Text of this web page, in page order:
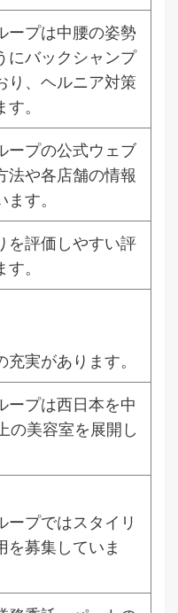
ープは中腰の姿勢
にバックシャンプ
り、ヘルニア対策
。
ープの公式ウェブ
法や各店舗の情報
す。
を評価しやすい評
。
実があります。
ープは西日本を中
の美容室を展開し
ープではスタイリ
を募集していま